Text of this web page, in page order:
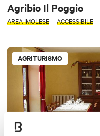
Agribio Il Poggio
AREA IMOLESE ACCESSIBILE
AGRITURISMO